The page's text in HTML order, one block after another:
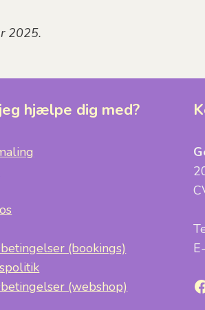
2025.
hjælpe dig med?
(bookings)
(webshop)